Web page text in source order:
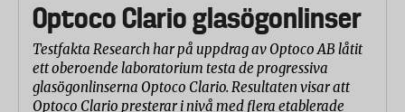
Optoco Clario glasögonlinser
Testfakta Research har på uppdrag av Optoco AB låtit
ett oberoende laboratorium testa de progressiva
glasögonlinserna Optoco Clario. Resultaten visar att
Optoco Clario presterar i nivå med flera etablerade